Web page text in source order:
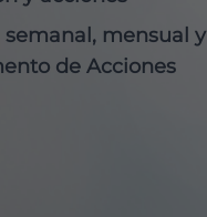
semanal, mensual y
de Acciones